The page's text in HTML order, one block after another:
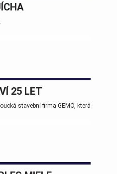
25 LET
stavební firma GEMO, která